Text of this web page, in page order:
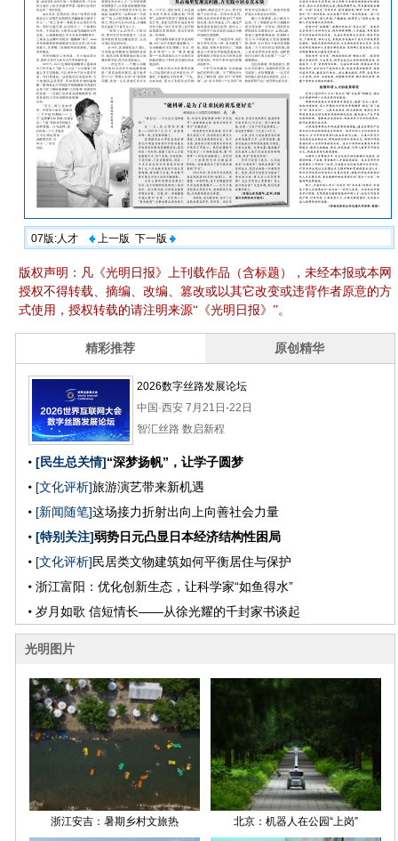
07版:人才 上一版 下一版
版权声明：凡《光明日报》上刊载作品（含标题），未经本报或本网
授权不得转载、摘编、改编、篡改或以其它改变或违背作者原意的方
式使用，授权转载的请注明来源“《光明日报》”。